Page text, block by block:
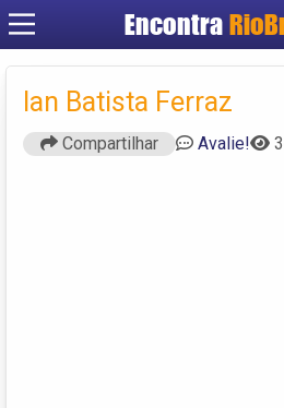
Encontra
Criar
Ian Batista Ferraz
Compartilhar Avalie!